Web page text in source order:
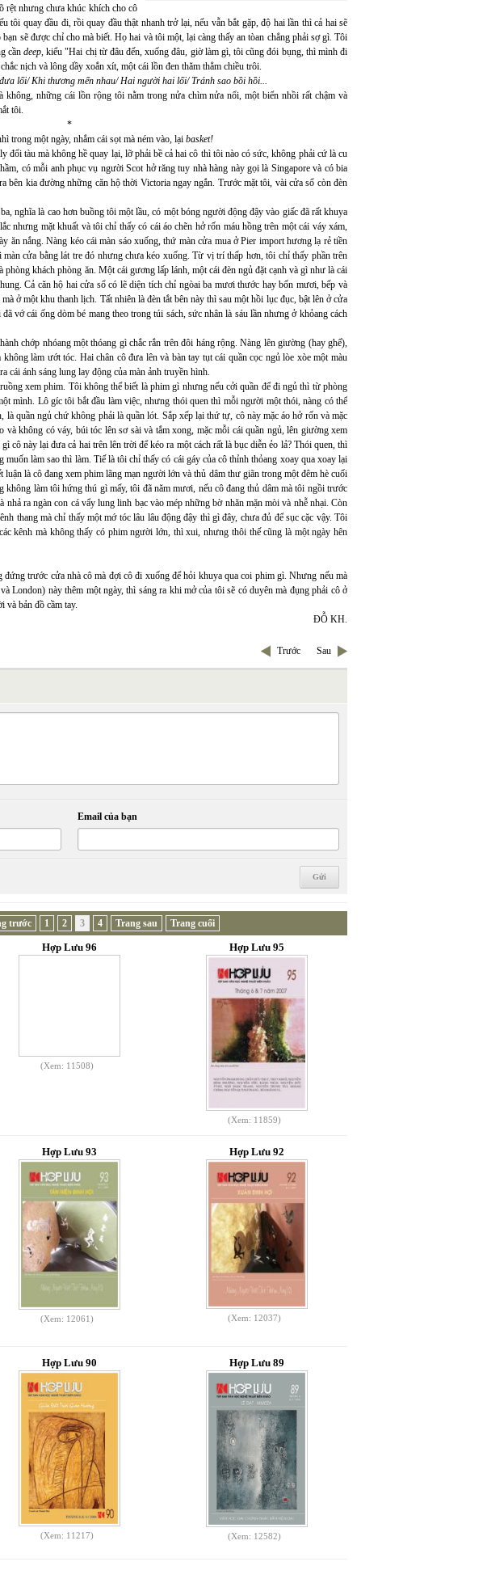
rệt nhưng chưa khúc khích cho cô
tôi quay đầu đi, rồi quay đầu thật nhanh trở lại, nếu vẫn bắt gặp, độ hai lần thì cả hai sẽ
sẽ được chỉ cho mà biết. Họ hai và tôi một, lại càng thấy an tòan chẳng phải sợ gì. Tôi
cầndeep, kiểu "Hai chị từ đâu đến, xuống đâu, giờ làm gì, tôi cũng đói bụng, thì mình đi
nịch và lông dầy xoắn xít, một cái lồn đen thăm thẳm chiều trôi.
lối/ Khi thương mến nhau/ Hai người hai lối/ Tránh sao bồi hồi...
không, những cái lồn rộng tôi nằm trong nửa chìm nửa nổi, một biển nhồi rất chậm và
tôi.
*
trong một ngày, nhắm cái sọt mà ném vào, lại basket!
tàu mà không hề quay lại, lỡ phải bề cả hai cô thì tôi nào có sức, không phải cứ là cu
có mỗi anh phục vụ người Scot hở răng tuy nhà hàng này gọi là Singapore và có bia
bên kia đường những căn hộ thời Victoria ngay ngắn. Trước mặt tôi, vài cửa sổ còn đèn
nghĩa là cao hơn buồng tôi một lầu, có một bóng người động đậy vào giấc đã rất khuya
nhưng mặt khuất và tôi chỉ thấy có cái áo chẽn hở rốn máu hồng trên một cái váy xám,
ăn nắng. Nàng kéo cái màn sáo xuống, thứ màn cửa mua ở Pier import hương lạ rẻ tiền
cửa bằng lát tre đó nhưng chưa kéo xuống. Từ vị trí thấp hơn, tôi chỉ thấy phần trên
phòng khách phòng ăn. Một cái gương lấp lánh, một cái đèn ngủ đặt cạnh và gì như là cái
Cả căn hộ hai cửa sổ có lẽ diện tích chỉ ngòai ba mươi thước hay bốn mươi, bếp và
ở một khu thanh lịch. Tất nhiên là đèn tắt bên này thì sau một hồi lục đục, bật lên ở cửa
vớ cái ống dòm bé mang theo trong túi sách, sức nhân là sáu lần nhưng ở khỏang cách
chớp nhóang một thóang gì chắc rắn trên đôi háng rộng. Nàng lên giường (hay ghế),
làm ướt tóc. Hai chân cô đưa lên và bàn tay tụt cái quần cọc ngủ lòe xòe một màu
cái ánh sáng lung lay động của màn ảnh truyền hình.
xem phim. Tôi không thể biết là phim gì nhưng nếu cởi quần để đi ngủ thì từ phòng
mình. Lô gíc tôi bắt đầu làm việc, nhưng thói quen thì mỗi người một thói, nàng có thể
quần ngủ chứ không phải là quần lót. Sắp xếp lại thứ tự, cô này mặc áo hở rốn và mặc
không có váy, búi tóc lên sơ sài và tắm xong, mặc mỗi cái quần ngủ, lên giường xem
này lại đưa cả hai trên lên trời để kéo ra một cách rất là bục diễn ẻo lả? Thói quen, thì
làm sao thì làm. Tiế là tôi chỉ thấy có cái gáy của cô thỉnh thỏang xoay qua xoay lại
là cô đang xem phim lãng mạn người lớn và thủ dâm thư giãn trong một đêm hè cuối
làm tôi hứng thú gì mấy, tôi đã năm mươi, nếu cô đang thủ dâm mà tôi ngồi trước
ra ngàn con cá vẩy lung linh bạc vào mép những bờ nhăn mặn mòi và nhễ nhại. Còn
thang mà chỉ thấy một mớ tóc lâu lâu động đậy thì gì đây, chưa đủ để sục cặc vậy. Tôi
kênh mà không thấy có phim người lớn, thì xui, nhưng thôi thế cũng là một ngày hên
đứng trước cửa nhà cô mà đợi cô đi xuống để hỏi khuya qua coi phim gì. Nhưng nếu mà
London) này thêm một ngày, thì sáng ra khi mở của tôi sẽ có duyên mà đụng phải cô ở
và bản đồ cầm tay.
ĐỖ KH.
Trước Sau
Email của bạn
trước 1 2 3 4 Trang sau Trang cuối
Hợp Lưu 96
(Xem: 11508)
Hợp Lưu 95
(Xem: 11859)
Hợp Lưu 93
(Xem: 12061)
Hợp Lưu 92
(Xem: 12037)
Hợp Lưu 90
(Xem: 11217)
Hợp Lưu 89
(Xem: 12582)